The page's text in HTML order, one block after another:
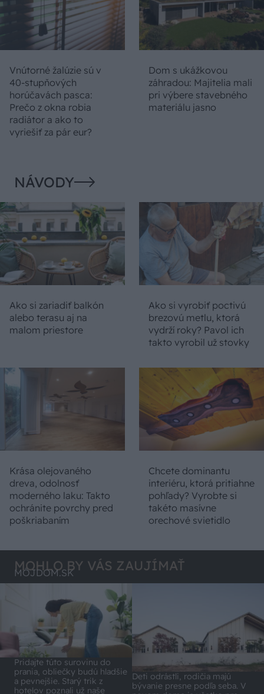
Vnútorné žalúzie sú v
40-stupňových
horúčavách pasca:
Prečo z okna robia
radiátor a ako to
vyriešiť za pár eur?
Dom s ukážkovou
záhradou: Majitelia mali
pri výbere stavebného
materiálu jasno
NÁVODY
Ako si zariadiť balkón
alebo terasu aj na
malom priestore
Ako si vyrobiť poctivú
brezovú metlu, ktorá
vydrží roky? Pavol ich
takto vyrobil už stovky
Krása olejovaného
dreva, odolnosť
moderného laku: Takto
ochránite povrchy pred
poškriabaním
Chcete dominantu
interiéru, ktorá pritiahne
pohľady? Vyrobte si
takéto masívne
orechové svietidlo
MOHLO BY VÁS ZAUJÍMAŤ
MÔJDOM.SK
Pridajte túto surovinu do
prania, obliečky budú hladšie
a pevnejšie. Starý trik z
hotelov poznali už naše
Deti odrástli, rodičia majú
bývanie presne podľa seba. V